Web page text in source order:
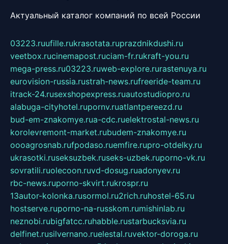
Актуальный каталог компаний по всей России
03223.ruufille.rukrasotata.ruprazdnikdushi.ru
veetbox.rucinemapost.ruciam-fr.rukraft-you.ru
mega-press.ru03223.ruweb-explore.rurastenuya.ru
eurovision-russia.rustrah-news.rufreeride-team.ru
itrack-24.rusexshopexpress.ruautostudiopro.ru
alabuga-cityhotel.rupornv.ruatlantpereezd.ru
bud-em-znakomye.rua-cdc.ruelektrostal-news.ru
korolevremont-market.rubudem-znakomye.ru
oooagrosnab.rufpodaso.ruemfire.rupro-otdelky.ru
ukrasotki.ruseksuzbek.ruseks-uzbek.ruporno-vk.ru
sovratili.ruolecoon.ruvd-dosug.ruadonyev.ru
rbc-news.ruporno-skvirt.rukrospr.ru
13autor-kolonka.rusormol.ru2rich.ruhostel-65.ru
hostserve.ruporno-na-russkom.rumishinlab.ru
neznobi.rubigfatcc.ruhabble.rustarbucksvia.ru
delfinet.rusilvernano.ruelestal.ruvektor-doroga.ru